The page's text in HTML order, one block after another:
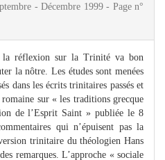
- Décembre 1999 - Page n°
la réflexion sur la Trinité va bon
la nôtre. Les études sont menées
dans les écrits trinitaires passés et
sur « les traditions grecque
de l’Esprit Saint » publiée le 8
qui n’épuisent pas la
trinitaire du théologien Hans
remarques. L’approche « sociale